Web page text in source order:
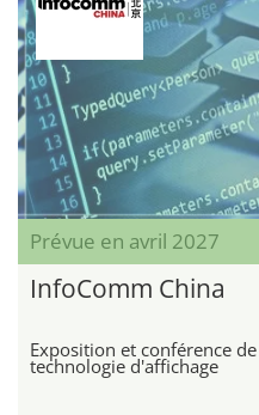
Prévue en avril 2027
InfoComm China
Exposition et conférence
technologie d'affichage